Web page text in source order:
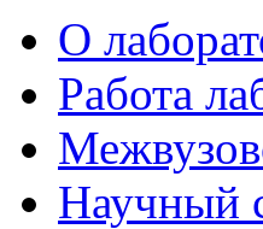
О
Работа
Научный